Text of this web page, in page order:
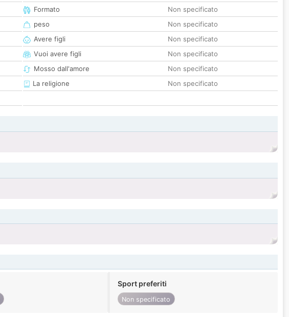
Formato
Non specificato
peso
Non specificato
Avere figli
Non specificato
Vuoi avere figli
Non specificato
Mosso dall'amore
Non specificato
La religione
Non specificato
Sport preferiti
Non specificato